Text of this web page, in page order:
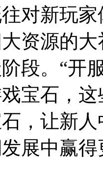
对新玩
资源的
段。“开
宝石，
，让新
展中赢